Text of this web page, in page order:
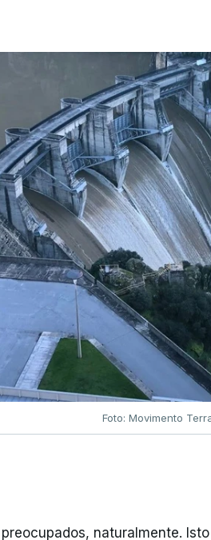
Foto: Movimento
naturalmente.